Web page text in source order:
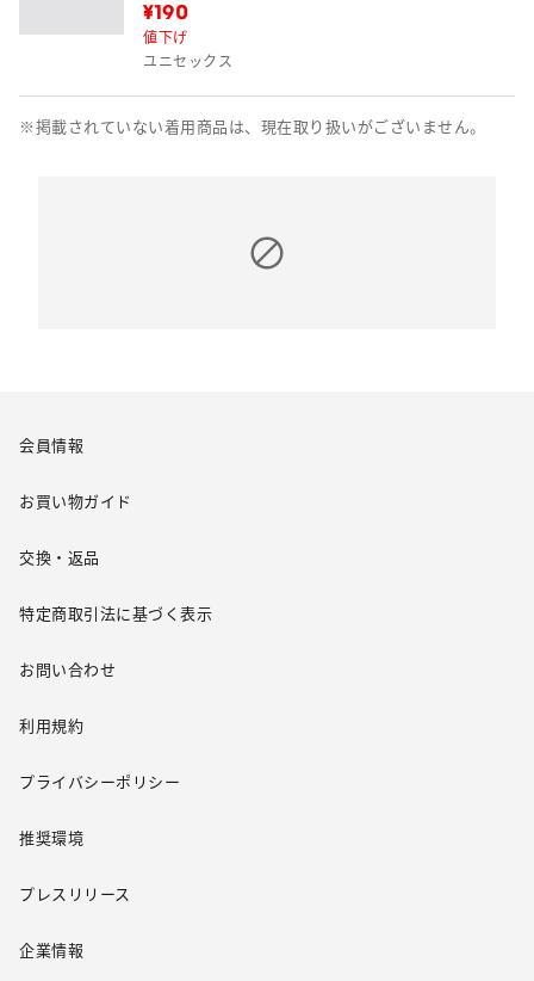
¥190
値下げ
ユニセックス
※掲載されていない着用商品は、現在取り扱いがございません。
会員情報
お買い物ガイド
交換・返品
特定商取引法に基づく表示
お問い合わせ
利用規約
プライバシーポリシー
推奨環境
プレスリリース
企業情報